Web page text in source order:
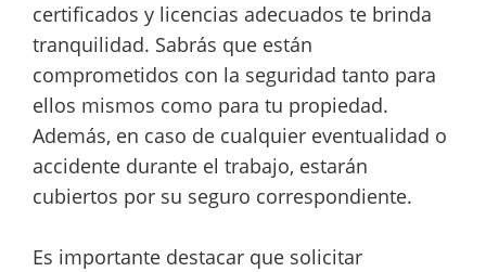
certificados y licencias adecuados te brinda
tranquilidad. Sabrás que están
comprometidos con la seguridad tanto para
ellos mismos como para tu propiedad.
Además, en caso de cualquier eventualidad o
accidente durante el trabajo, estarán
cubiertos por su seguro correspondiente.
Es importante destacar que solicitar